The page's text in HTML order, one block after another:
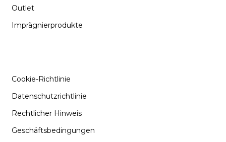
Outlet
Imprägnierprodukte
Cookie-Richtlinie
Datenschutzrichtlinie
Rechtlicher Hinweis
Geschäftsbedingungen